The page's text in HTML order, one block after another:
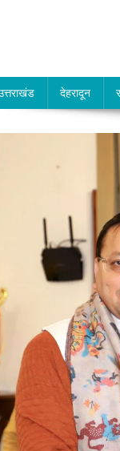
देहरादून